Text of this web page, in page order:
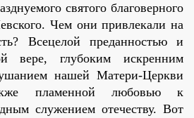
святого благоверного
Чем они привлекали на
Всецелой преданностью и
вере, глубоким искренним
нашей Матери-Церкви
пламенной любовью к
служением отечеству. Вот